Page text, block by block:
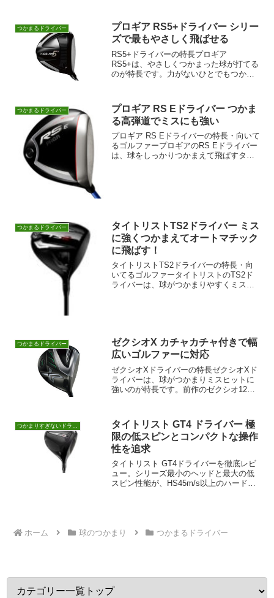
弾道で低スピンなので飛距離アップが期
待できるモデ...
つかまるドライバー
プロギア RS5+ドライバー シリー
ズで最もやさしく飛ばせる
RS5+ドライバーの特長プロギア
RS5+は、やさしくつかまった球が打てる
のが特長です。力がないひとでもつかま
試す価値はあるでしょう。RS5+ドライバ
ーがおすすめ・向いて...
つかまるドライバー
プロギア RS Eドライバー つかま
る高弾道でミスにも強い
プロギア RS Eドライバーの特長・向いて
るゴルファープロギアのRS Eドライバー
は、球をしっかりつかまえて飛ばすタイ
つかまるドライバー
タイトリストTS2ドライバー ミス
に強くつかまえてオートマチック
に飛ばす！
タイトリストTS2ドライバーの特長・向
いてるゴルファータイトリストのTS2ド
ライバーは、球がつかまりやすくミスヒ
つかまるドライバー
ゼクシオX カチャカチャ付きで幅
広いゴルファーに対応
ゼクシオXドライバーの特長ゼクシオXド
ライバーは、球がつかまりミスヒットに
強いのが特長です。前作のゼクシオ12は
の良さは変わらず、スイートエリアが広
くミスに強くなり、...
つかまりすぎないドライバー
タイトリスト GT4 ドライバー 極
限の低スピンとコンパクトな操作
性を追求
タイトリスト GT4ドライバーを徹底レビ
ュー。シリーズ最小のヘッドと最大の低
スピン性能が、HS45m/s以上のハードヒ
ホーム 球のつかまり つかまるドライバー